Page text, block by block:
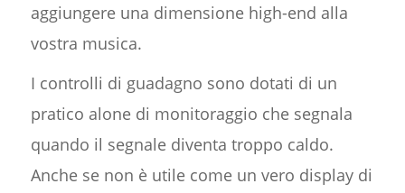
aggiungere una dimensione high-end alla
vostra musica.
I controlli di guadagno sono dotati di un
pratico alone di monitoraggio che segnala
quando il segnale diventa troppo caldo.
Anche se non è utile come un vero display di